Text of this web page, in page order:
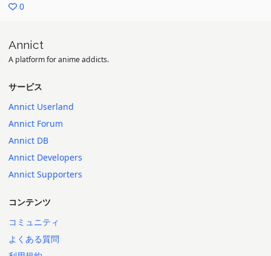
0
Annict
A platform for anime addicts.
サービス
Annict Userland
Annict Forum
Annict DB
Annict Developers
Annict Supporters
コンテンツ
コミュニティ
よくある質問